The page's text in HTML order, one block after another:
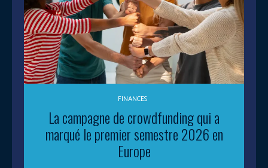
FINANCES
La campagne de crowdfunding qui a
marqué le premier semestre 2026 en
Europe